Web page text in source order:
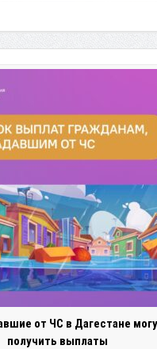
от ЧС в Дагестане
получить выплаты